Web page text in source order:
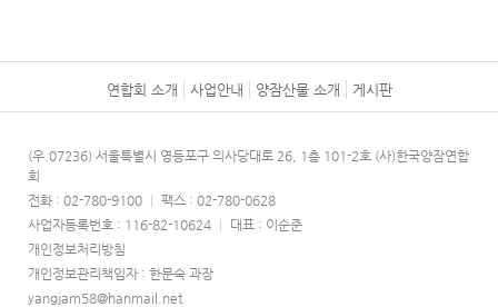
연합회 소개 사업안내 양잠산물 소개 게시판
(우.07236) 서울특별시 영등포구 의사당대로 26, 1층 101-2호 (사)한국양잠연합
회
전화 : 02-780-9100
팩스 : 02-780-0628
사업자등록번호 : 116-82-10624
대표 : 이순준
개인정보처리방침
개인정보관리책임자 : 한문숙 과장
yangjam58@hanmail.net